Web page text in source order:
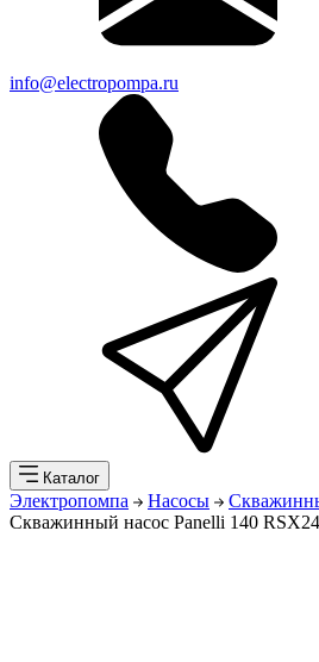
info@electropompa.ru
Каталог
Электропомпа Насосы
Скважинный насос Panelli 140